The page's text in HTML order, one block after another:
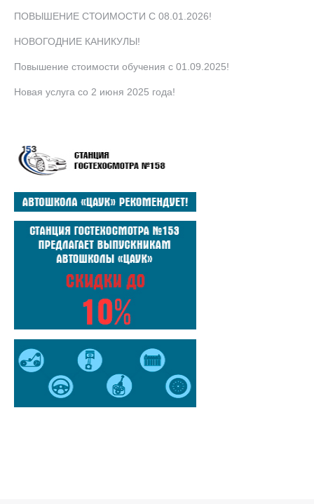
ПОВЫШЕНИЕ СТОИМОСТИ С 08.01.2026!
НОВОГОДНИЕ КАНИКУЛЫ!
Повышение стоимости обучения с 01.09.2025!
Новая услуга со 2 июня 2025 года!